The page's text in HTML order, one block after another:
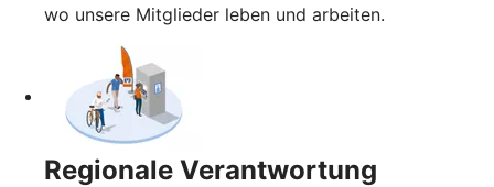
wo unsere Mitglieder leben und arbeiten.
Regionale Verantwortung